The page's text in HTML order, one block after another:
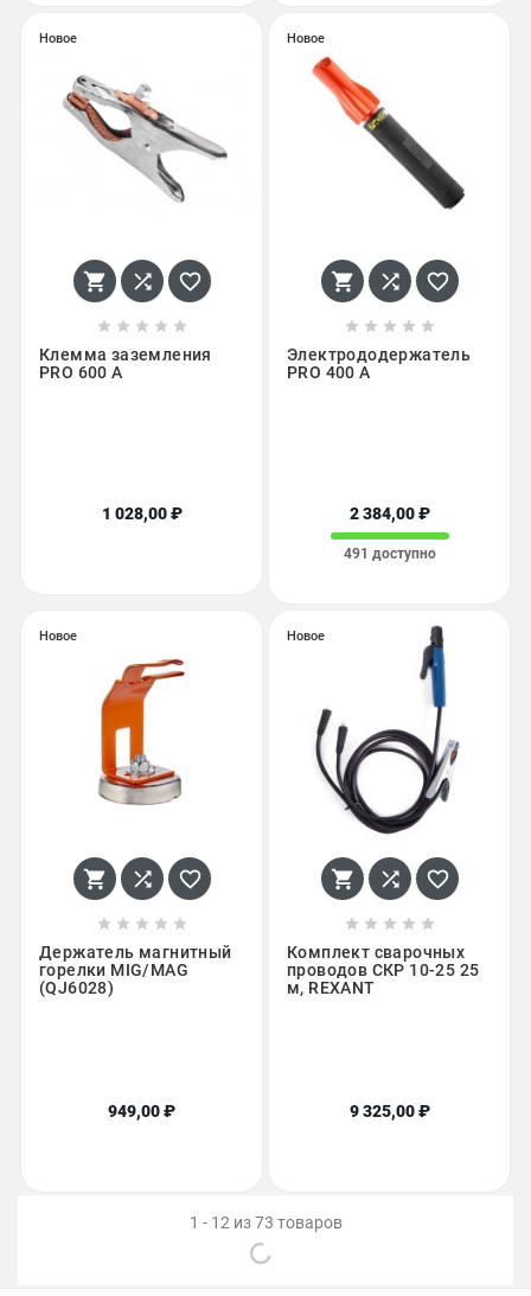
Новое
  
    
Клемма заземления
PRO 600 А
1 028,00 ₽
Новое
  
    
Электрододержатель
PRO 400 А
2 384,00 ₽
491 доступно
Новое
  
    
Держатель магнитный
горелки MIG/MAG
(QJ6028)
949,00 ₽
Новое
  
    
Комплект сварочных
проводов СКР 10-25 25
м, REXANT
9 325,00 ₽
1 - 12 из 73 товаров